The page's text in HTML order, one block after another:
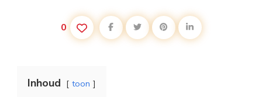
0
Inhoud toon